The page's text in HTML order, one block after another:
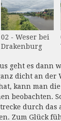
02 - Weser bei
Drakenburg
geht es dann
dicht an der
kann man
beobachten.
durch
Zum Glück